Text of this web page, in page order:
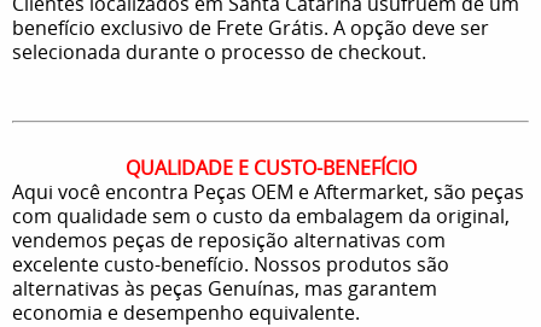
benefício exclusivo de Frete Grátis. A opção deve ser
selecionada durante o processo de checkout.
QUALIDADE E CUSTO-BENEFÍCIO
Aqui você encontra Peças OEM e Aftermarket, são peças
com qualidade sem o custo da embalagem da original,
vendemos peças de reposição alternativas com
excelente custo-benefício. Nossos produtos são
alternativas às peças Genuínas, mas garantem
economia e desempenho equivalente.